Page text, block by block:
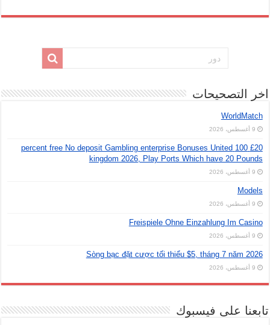
اخر التصحيحات
WorldMatch
9 أغسطس، 2026
£20 100 percent free No deposit Gambling enterprise Bonuses United
kingdom 2026, Play Ports Which have 20 Pounds
9 أغسطس، 2026
Models
9 أغسطس، 2026
Freispiele Ohne Einzahlung Im Casino
9 أغسطس، 2026
Sòng bạc đặt cược tối thiểu $5, tháng 7 năm 2026
9 أغسطس، 2026
تابعنا على فيسبوك